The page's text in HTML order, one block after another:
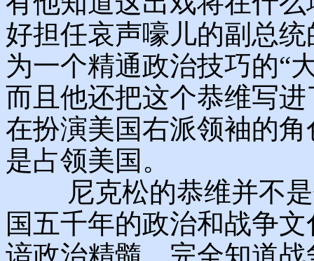
好担任哀声嚎儿的副总
为一个精通政治技巧的“
而且他还把这个恭维写
在扮演美国右派领袖的
是占领美国。
尼克松的恭维并不是
国五千年的政治和战争